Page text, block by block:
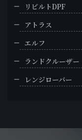
リビルトDPF
アトラス
エルフ
ランドクルーザー
レンジローバー